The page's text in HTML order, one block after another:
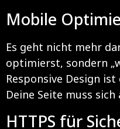
Mobile
Es geht nicht mehr
optimierst, sondern
Responsive Design
Deine Seite muss
HTTPS für